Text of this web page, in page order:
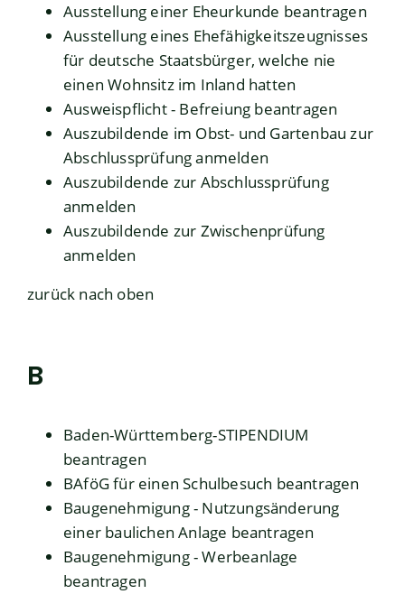
Ausstellung einer Eheurkunde beantragen
Ausstellung eines Ehefähigkeitszeugnisses
für deutsche Staatsbürger, welche nie
einen Wohnsitz im Inland hatten
Ausweispflicht - Befreiung beantragen
Auszubildende im Obst- und Gartenbau zur
Abschlussprüfung anmelden
Auszubildende zur Abschlussprüfung
anmelden
Auszubildende zur Zwischenprüfung
anmelden
zurück nach oben
B
Baden-Württemberg-STIPENDIUM
beantragen
BAföG für einen Schulbesuch beantragen
Baugenehmigung - Nutzungsänderung
einer baulichen Anlage beantragen
Baugenehmigung - Werbeanlage
beantragen